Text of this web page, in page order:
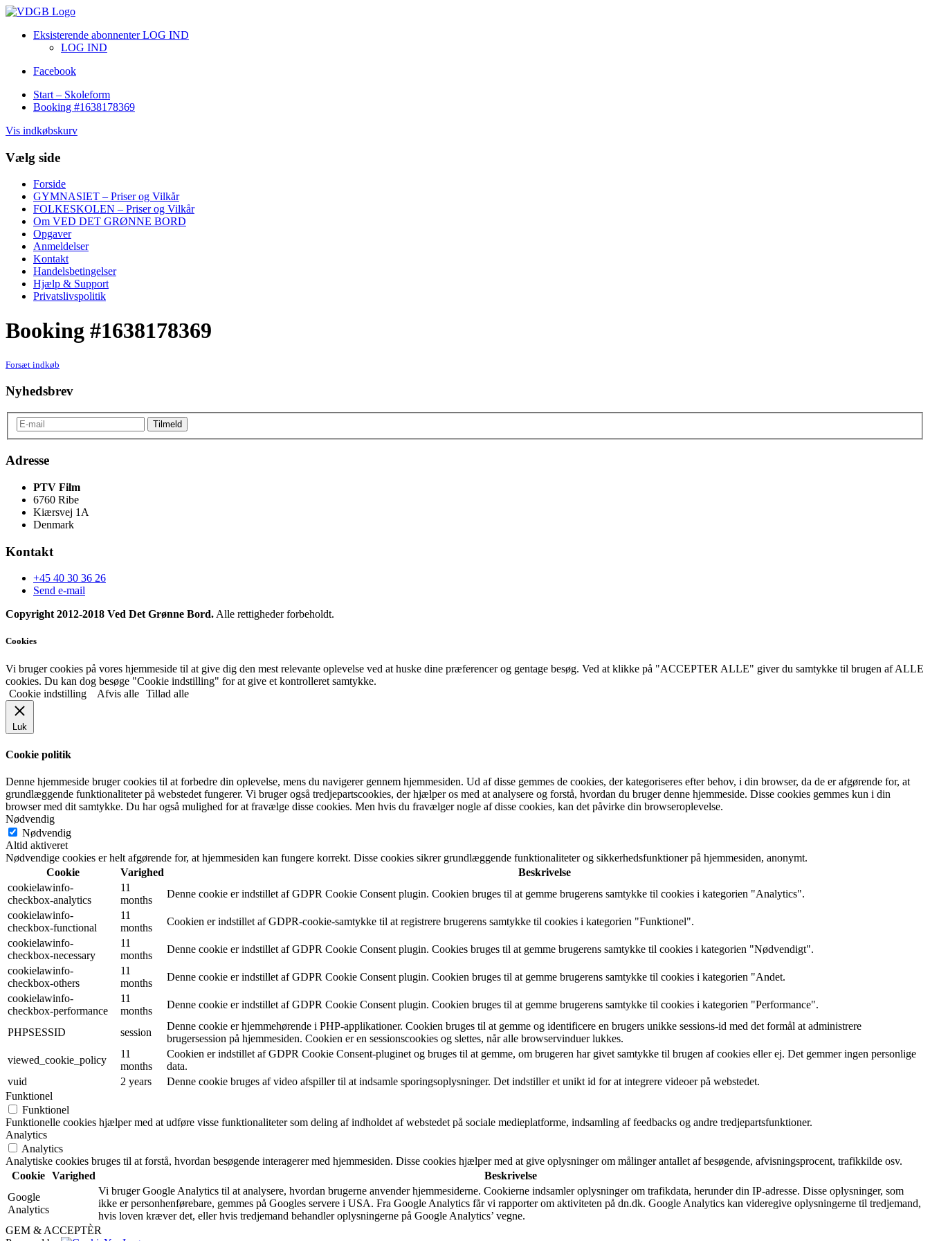
Eksisterende abonnenter LOG IND
LOG IND
Facebook
Start – Skoleform
Booking #1638178369
Vis indkøbskurv
Vælg side
Forside
GYMNASIET – Priser og Vilkår
FOLKESKOLEN – Priser og Vilkår
Om VED DET GRØNNE BORD
Opgaver
Anmeldelser
Kontakt
Handelsbetingelser
Hjælp & Support
Privatslivspolitik
Booking #1638178369
Forsæt indkøb
Nyhedsbrev
Adresse
PTV Film
6760 Ribe
Kiærsvej 1A
Denmark
Kontakt
+45 40 30 36 26
Send e-mail
Copyright 2012-2018 Ved Det Grønne Bord. Alle rettigheder forbeholdt.
Cookies
Vi bruger cookies på vores hjemmeside til at give dig den mest relevante oplevelse ved at huske dine præferencer og gentage besøg. Ved at klikke på "ACCEPTER ALLE" giver du samtykke til brugen af ALLE
cookies. Du kan dog besøge "Cookie indstilling" for at give et kontrolleret samtykke.
Cookie indstilling
Afvis alle Tillad alle
Luk
Cookie politik
Denne hjemmeside bruger cookies til at forbedre din oplevelse, mens du navigerer gennem hjemmesiden. Ud af disse gemmes de cookies, der kategoriseres efter behov, i din browser, da de er afgørende for, at
grundlæggende funktionaliteter på webstedet fungerer. Vi bruger også tredjepartscookies, der hjælper os med at analysere og forstå, hvordan du bruger denne hjemmeside. Disse cookies gemmes kun i din
browser med dit samtykke. Du har også mulighed for at fravælge disse cookies. Men hvis du fravælger nogle af disse cookies, kan det påvirke din browseroplevelse.
Nødvendig
Nødvendig
Altid aktiveret
Nødvendige cookies er helt afgørende for, at hjemmesiden kan fungere korrekt. Disse cookies sikrer grundlæggende funktionaliteter og sikkerhedsfunktioner på hjemmesiden, anonymt.
Cookie
Varighed
Beskrivelse
cookielawinfo-
checkbox-analytics
11
months
Denne cookie er indstillet af GDPR Cookie Consent plugin. Cookien bruges til at gemme brugerens samtykke til cookies i kategorien "Analytics".
cookielawinfo-
checkbox-functional
11
months
Cookien er indstillet af GDPR-cookie-samtykke til at registrere brugerens samtykke til cookies i kategorien "Funktionel".
cookielawinfo-
checkbox-necessary
11
months
Denne cookie er indstillet af GDPR Cookie Consent plugin. Cookies bruges til at gemme brugerens samtykke til cookies i kategorien "Nødvendigt".
cookielawinfo-
checkbox-others
11
months
Denne cookie er indstillet af GDPR Cookie Consent plugin. Cookien bruges til at gemme brugerens samtykke til cookies i kategorien "Andet.
cookielawinfo-
checkbox-performance
11
months
Denne cookie er indstillet af GDPR Cookie Consent plugin. Cookien bruges til at gemme brugerens samtykke til cookies i kategorien "Performance".
PHPSESSID session
Denne cookie er hjemmehørende i PHP-applikationer. Cookien bruges til at gemme og identificere en brugers unikke sessions-id med det formål at administrere
brugersession på hjemmesiden. Cookien er en sessionscookies og slettes, når alle browservinduer lukkes.
viewed_cookie_policy
11
months
Cookien er indstillet af GDPR Cookie Consent-pluginet og bruges til at gemme, om brugeren har givet samtykke til brugen af cookies eller ej. Det gemmer ingen personlige
data.
vuid
2 years
Denne cookie bruges af video afspiller til at indsamle sporingsoplysninger. Det indstiller et unikt id for at integrere videoer på webstedet.
Funktionel
Funktionel
Funktionelle cookies hjælper med at udføre visse funktionaliteter som deling af indholdet af webstedet på sociale medieplatforme, indsamling af feedbacks og andre tredjepartsfunktioner.
Analytics
Analytics
Analytiske cookies bruges til at forstå, hvordan besøgende interagerer med hjemmesiden. Disse cookies hjælper med at give oplysninger om målinger antallet af besøgende, afvisningsprocent, trafikkilde osv.
Cookie Varighed
Beskrivelse
Google
Analytics
Vi bruger Google Analytics til at analysere, hvordan brugerne anvender hjemmesiderne. Cookierne indsamler oplysninger om trafikdata, herunder din IP-adresse. Disse oplysninger, som
ikke er personhenførebare, gemmes på Googles servere i USA. Fra Google Analytics får vi rapporter om aktiviteten på dn.dk. Google Analytics kan videregive oplysningerne til tredjemand,
hvis loven kræver det, eller hvis tredjemand behandler oplysningerne på Google Analytics’ vegne.
GEM & ACCEPTÈR